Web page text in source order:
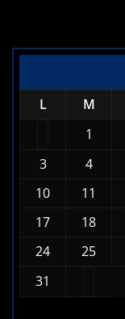
L
M
1
3
4
10
11
17
18
24
25
31